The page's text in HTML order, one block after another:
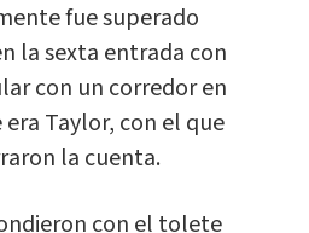
fue superado
la sexta entrada con
con un corredor en
Taylor, con el que
la cuenta.
con el tolete